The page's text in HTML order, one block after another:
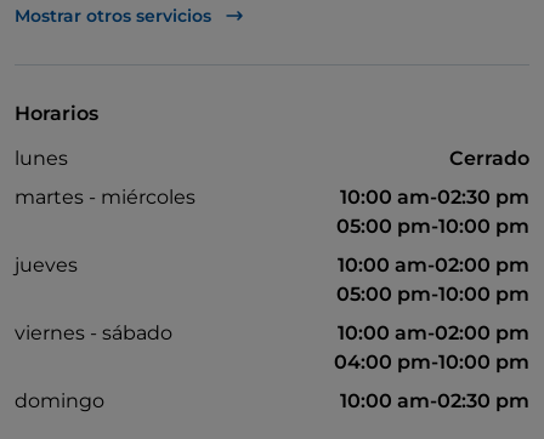
Acceso para inválidos
Mostrar otros servicios
Horarios
lunes
Cerrado
martes - miércoles
10:00 am-02:30 pm
05:00 pm-10:00 pm
jueves
10:00 am-02:00 pm
05:00 pm-10:00 pm
viernes - sábado
10:00 am-02:00 pm
04:00 pm-10:00 pm
domingo
10:00 am-02:30 pm